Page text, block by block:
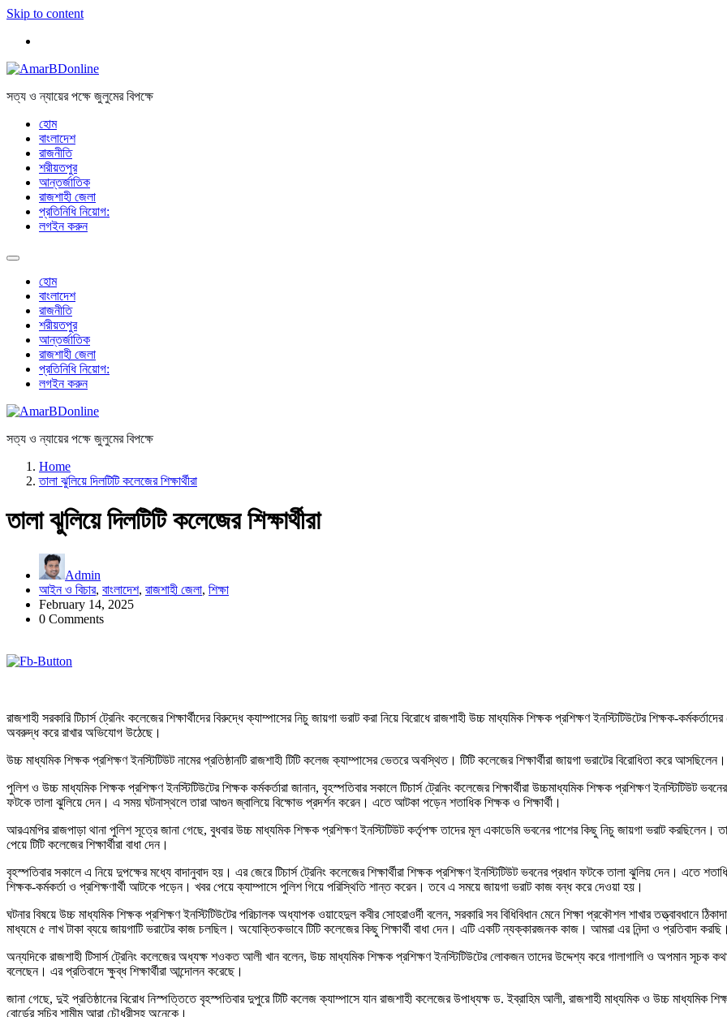
Skip to content
সত্য ও ন্যায়ের পক্ষে জুলুমের বিপক্ষে
হোম
বাংলাদেশ
রাজনীতি
শরীয়তপুর
আন্তর্জাতিক
রাজশাহী জেলা
প্রতিনিধি নিয়োগ:
লগইন করুন
হোম
বাংলাদেশ
রাজনীতি
শরীয়তপুর
আন্তর্জাতিক
রাজশাহী জেলা
প্রতিনিধি নিয়োগ:
লগইন করুন
সত্য ও ন্যায়ের পক্ষে জুলুমের বিপক্ষে
Home
তালা ঝুলিয়ে দিলটিটি কলেজের শিক্ষার্থীরা
তালা ঝুলিয়ে দিলটিটি কলেজের শিক্ষার্থীরা
Admin
আইন ও বিচার, বাংলাদেশ, রাজশাহী জেলা, শিক্ষা
February 14, 2025
0 Comments
রাজশাহী সরকারি টিচার্স ট্রেনিং কলেজের শিক্ষার্থীদের বিরুদ্ধে ক্যাম্পাসের নিচু জায়গা ভরাট করা নিয়ে বিরোধে রাজশাহী উচ্চ মাধ্যমিক শিক্ষক প্রশিক্ষণ ইনস্টিটিউটের শিক্ষক-
অবরুদ্ধ করে রাখার অভিযোগ উঠেছে।
উচ্চ মাধ্যমিক শিক্ষক প্রশিক্ষণ ইনস্টিটিউট নামের প্রতিষ্ঠানটি রাজশাহী টিটি কলেজ ক্যাম্পাসের ভেতরে অবস্থিত। টিটি কলেজের শিক্ষার্থীরা জায়গা ভরাটের বিরোধিতা করে আসছিলেন।
পুলিশ ও উচ্চ মাধ্যমিক শিক্ষক প্রশিক্ষণ ইনস্টিটিউটের শিক্ষক কর্মকর্তারা জানান, বৃহস্পতিবার সকালে টিচার্স ট্রেনিং কলেজের শিক্ষার্থীরা উচ্চমাধ্যমিক শিক্ষক প্রশিক্ষণ ইনস্টিটিউট
ফটকে তালা ঝুলিয়ে দেন। এ সময় ঘটনাস্থলে তারা আগুন জ্বালিয়ে বিক্ষোভ প্রদর্শন করেন। এতে আটকা পড়েন শতাধিক শিক্ষক ও শিক্ষার্থী।
আরএমপির রাজপাড়া থানা পুলিশ সূত্রে জানা গেছে, বুধবার উচ্চ মাধ্যমিক শিক্ষক প্রশিক্ষণ ইনস্টিটিউট কর্তৃপক্ষ তাদের মূল একাডেমি ভবনের পাশের কিছু নিচু জায়গা ভরাট করছিলেন।
পেয়ে টিটি কলেজের শিক্ষার্থীরা বাধা দেন।
বৃহস্পতিবার সকালে এ নিয়ে দুপক্ষের মধ্যে বাদানুবাদ হয়। এর জেরে টিচার্স ট্রেনিং কলেজের শিক্ষার্থীরা শিক্ষক প্রশিক্ষণ ইনস্টিটিউট ভবনের প্রধান ফটকে তালা ঝুলিয় দেন। এতে
শিক্ষক-কর্মকর্তা ও প্রশিক্ষণার্থী আটকে পড়েন। খবর পেয়ে ক্যাম্পাসে পুলিশ গিয়ে পরিস্থিতি শান্ত করেন। তবে এ সময়ে জায়গা ভরাট কাজ বন্ধ করে দেওয়া হয়।
ঘটনার বিষয়ে উচ্চ মাধ্যমিক শিক্ষক প্রশিক্ষণ ইনস্টিটিউটের পরিচালক অধ্যাপক ওয়াহেদুল কবীর সোহরাওর্দী বলেন, সরকারি সব বিধিবিধান মেনে শিক্ষা প্রকৌশল শাখার তত্ত্বাবধানে
মাধ্যমে ৫ লাখ টাকা ব্যয়ে জায়গাটি ভরাটের কাজ চলছিল। অযোক্তিকভাবে টিটি কলেজের কিছু শিক্ষার্থী বাধা দেন। এটি একটি ন্যক্কারজনক কাজ। আমরা এর নিন্দা ও প্রতিবাদ করছি।
অন্যদিকে রাজশাহী টিসার্স ট্রেনিং কলেজের অধ্যক্ষ শওকত আলী খান বলেন, উচ্চ মাধ্যমিক শিক্ষক প্রশিক্ষণ ইনস্টিটিউটের লোকজন তাদের উদ্দেশ্য করে গালাগালি ও অপমান সূচক
বলেছেন। এর প্রতিবাদে ক্ষুব্ধ শিক্ষার্থীরা আন্দোলন করেছে।
জানা গেছে, দুই প্রতিষ্ঠানের বিরোধ নিস্পত্তিতে বৃহস্পতিবার দুপুরে টিটি কলেজ ক্যাম্পাসে যান রাজশাহী কলেজের উপাধ্যক্ষ ড. ইব্রাহিম আলী, রাজশাহী মাধ্যমিক ও উচ্চ মাধ্যমিক
বোর্ডের সচিব শামীম আরা চৌধুরীসহ অনেকে।